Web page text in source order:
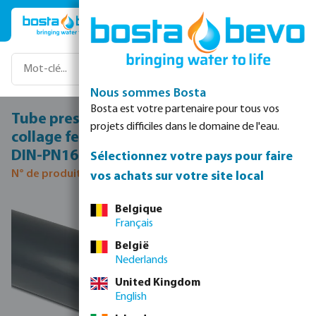
Passer au contenu principal
Tube pression PVC-U 50 mm x 3,7 mm
collage femelle x lisse 16bar ISO-PN16
DIN-PN16 gris 5m
N° de produit 0309229
Ignorer la galerie d'images
Nous sommes Bosta
Bosta est votre partenaire pour tous vos
projets difficiles dans le domaine de l'eau.
Sélectionnez votre pays pour faire
vos achats sur votre site local
Belgique
Français
België
Nederlands
United Kingdom
English